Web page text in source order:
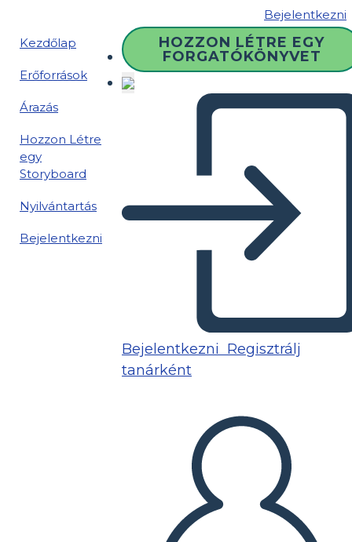
Bejelentkezni
Kezdőlap
Erőforrások
Árazás
Hozzon Létre
egy
Storyboard
Nyilvántartás
Bejelentkezni
HOZZON LÉTRE EGY
FORGATÓKÖNYVET
Bejelentkezni Regisztrálj
tanárként